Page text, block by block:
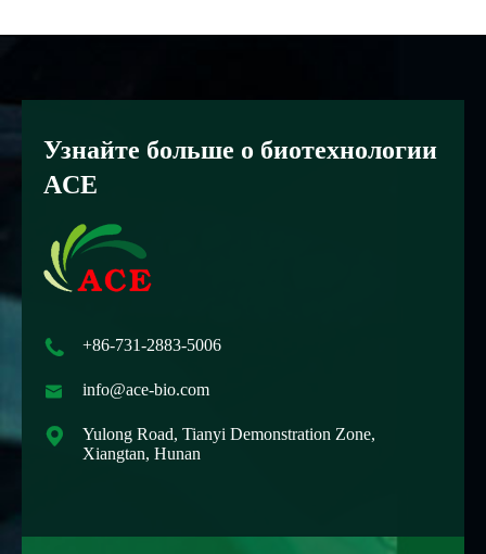
Узнайте больше о биотехнологии
ACE
 +86-731-2883-5006
 info@ace-bio.com

Yulong Road, Tianyi Demonstration Zone,
Xiangtan, Hunan